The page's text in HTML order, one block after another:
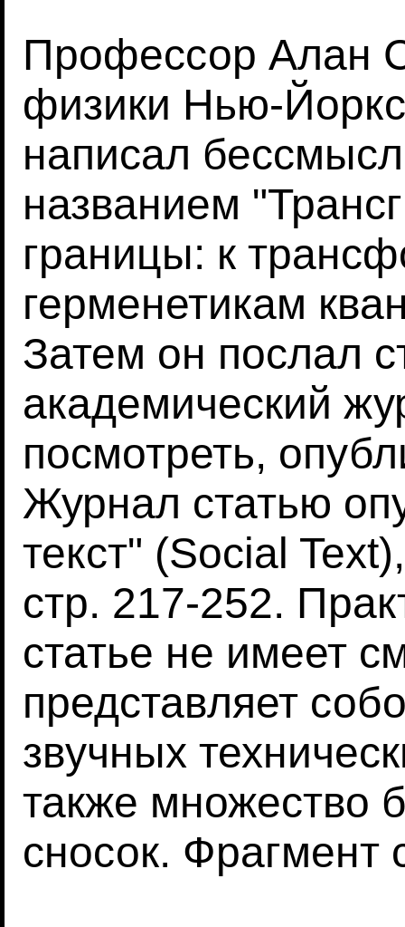
Профессор Алан
физики Нью-
написал
названием
границы: к
герменетикам
Затем он послал
академический
посмотреть,
Журнал статью
текст" (Social
стр. 217-252.
статье не имеет
представляет
звучных
также множество
сносок. Фрагмент